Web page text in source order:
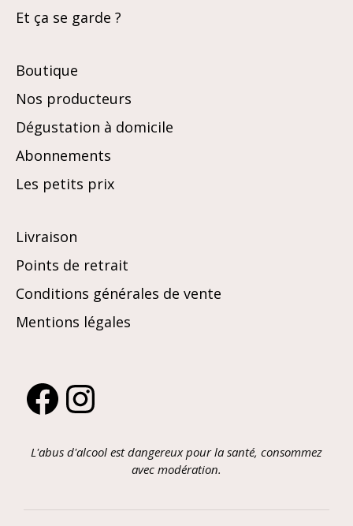
Et ça se garde ?
Boutique
Nos producteurs
Dégustation à domicile
Abonnements
Les petits prix
Livraison
Points de retrait
Conditions générales de vente
Mentions légales
FacebookInstagram
L'abus d'alcool est dangereux pour la santé, consommez
avec modération.